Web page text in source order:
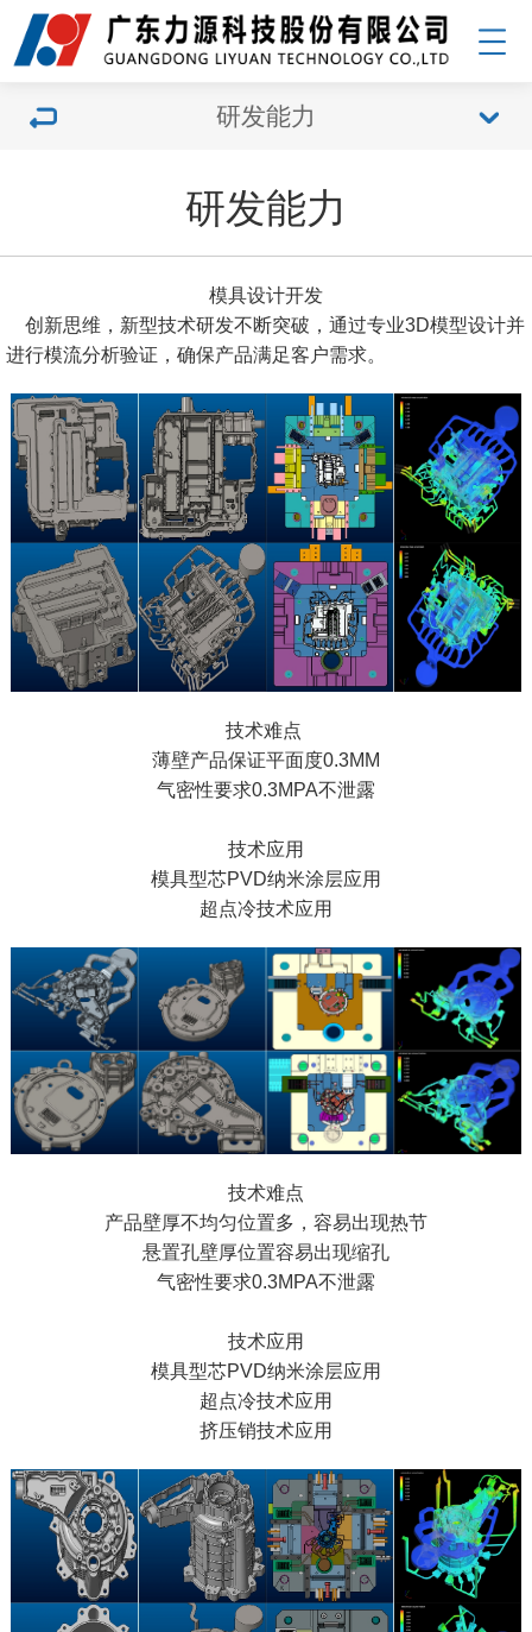
研发能力
研发能力
模具设计开发
创新思维，新型技术研发不断突破，通过专业3D模型设计并
进行模流分析验证，确保产品满足客户需求。
技术难点
薄壁产品保证平面度0.3MM
气密性要求0.3MPA不泄露
技术应用
模具型芯PVD纳米涂层应用
超点冷技术应用
技术难点
产品壁厚不均匀位置多，容易出现热节
悬置孔壁厚位置容易出现缩孔
气密性要求0.3MPA不泄露
技术应用
模具型芯PVD纳米涂层应用
超点冷技术应用
挤压销技术应用